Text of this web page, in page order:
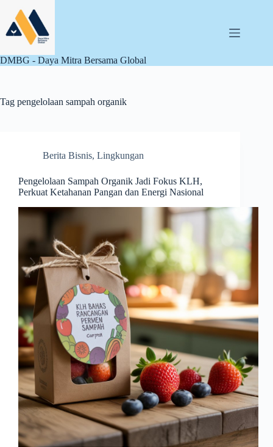
content
DMBG - Daya Mitra Bersama Global
Tag pengelolaan sampah organik
Berita Bisnis, Lingkungan
Pengelolaan Sampah Organik Jadi Fokus KLH,
Perkuat Ketahanan Pangan dan Energi Nasional